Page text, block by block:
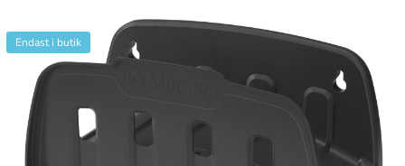
Endast i butik